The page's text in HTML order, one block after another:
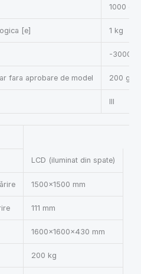
1000 g
[e] 1 kg
-3000
fara aprobare de model 200 g
III
LCD (iluminat din spate)
1500×1500 mm
111 mm
1600×1600×430 mm
200 kg